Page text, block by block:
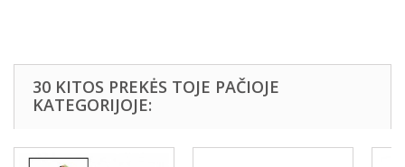
30 KITOS PREKĖS TOJE PAČIOJE
KATEGORIJOJE: